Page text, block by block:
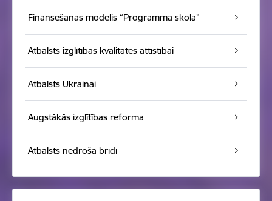
Finansēšanas modelis “Programma skolā”
Atbalsts izglītības kvalitātes attīstībai
Atbalsts Ukrainai
Augstākās izglītības reforma
Atbalsts nedrošā brīdī